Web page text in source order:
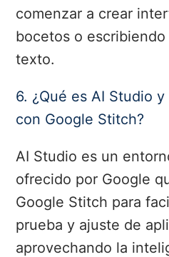
comenzar a crear
bocetos o
texto.
6. ¿Qué es AI Studio
con Google Stitch?
AI Studio es un
ofrecido por Google
Google Stitch para
prueba y ajuste de
aprovechando la